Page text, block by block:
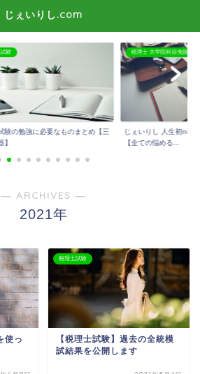
じぇいりし.com
験
験の勉強に必要なものまとめ【三
】
税理士 大学院科目免除
じぇいりし 人生初note
【全ての悩める...
― ARCHIVES ―
2021年
使っ
税理士試験
【税理士試験】過去の全統模
試結果を公開します